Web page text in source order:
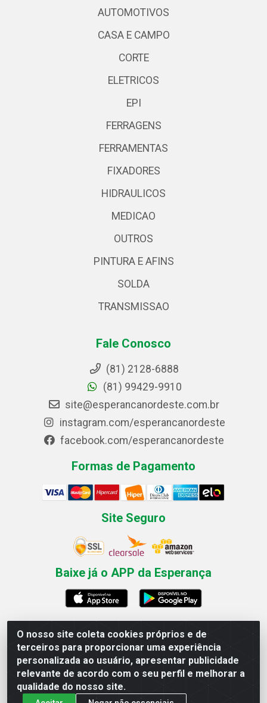
O nosso site coleta cookies próprios e de
terceiros para proporcionar uma experiência
personalizada ao usuário, apresentar publicidade
relevante de acordo com o seu perfil e melhorar a
qualidade do nosso site.
AUTOMOTIVOS
CASA E CAMPO
CORTE
ELETRICOS
EPI
FERRAGENS
FERRAMENTAS
FIXADORES
HIDRAULICOS
MEDICAO
OUTROS
PINTURA E AFINS
SOLDA
TRANSMISSAO
Fale Conosco
(81) 2128-6888
(81) 99429-9910
site@esperancanordeste.com.br
instagram.com/esperancanordeste
facebook.com/esperancanordeste
Formas de Pagamento
Site Seguro
Baixe já o APP da Esperança
Esperança Nordeste - Rua Professor Caldas Filho, 291 -
Estância - Recife / PE CEP: 50771-335 - CNPJ
03.666.136/0001-23